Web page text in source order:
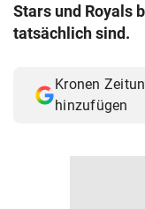
Stars und Royals
tatsächlich sind.
Kronen
hinzufügen